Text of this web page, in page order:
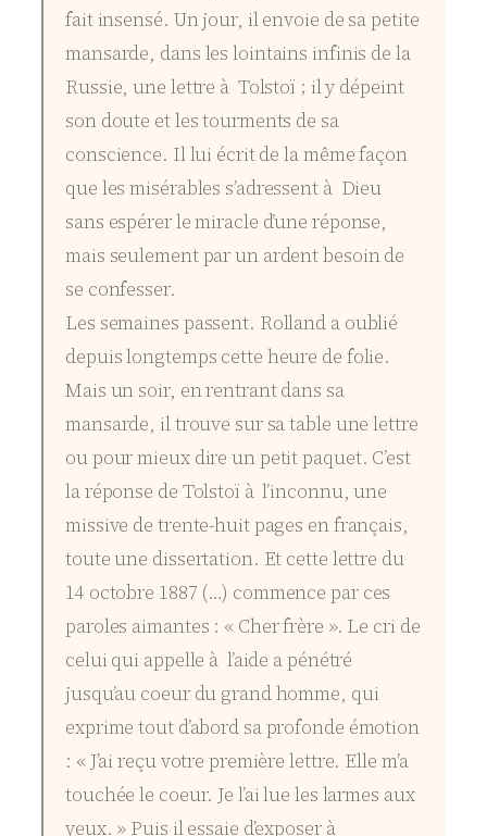
fait insensé. Un jour, il envoie de sa petite
mansarde, dans les lointains infinis de la
Russie, une lettre à Tolstoï ; il y dépeint
son doute et les tourments de sa
conscience. Il lui écrit de la même façon
que les misérables s’adressent à Dieu
sans espérer le miracle d’une réponse,
mais seulement par un ardent besoin de
se confesser.
Les semaines passent. Rolland a oublié
depuis longtemps cette heure de folie.
Mais un soir, en rentrant dans sa
mansarde, il trouve sur sa table une lettre
ou pour mieux dire un petit paquet. C’est
la réponse de Tolstoï à l’inconnu, une
missive de trente-huit pages en français,
toute une dissertation. Et cette lettre du
14 octobre 1887 (…) commence par ces
paroles aimantes : « Cher frère ». Le cri de
celui qui appelle à l’aide a pénétré
jusqu’au coeur du grand homme, qui
exprime tout d’abord sa profonde émotion
: « J’ai reçu votre première lettre. Elle m’a
touchée le coeur. Je l’ai lue les larmes aux
yeux. » Puis il essaie d’exposer à